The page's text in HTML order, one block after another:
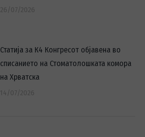
26/07/2026
Статија за К4 Конгресот објавена во
списанието на Стоматолошката комора
на Хрватска
14/07/2026